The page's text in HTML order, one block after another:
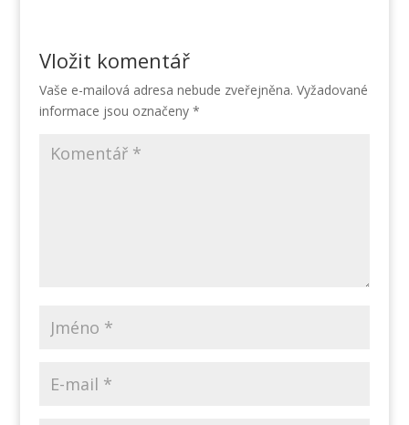
Vložit komentář
Vaše e-mailová adresa nebude zveřejněna. Vyžadované
informace jsou označeny *